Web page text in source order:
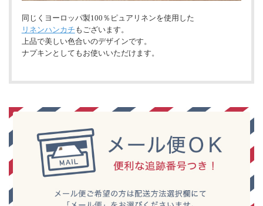
同じくヨーロッパ製100％ピュアリネンを使用した
リネンハンカチ もございます。
上品で美しい色合いのデザインです。
ナプキンとしてもお使いいただけます。